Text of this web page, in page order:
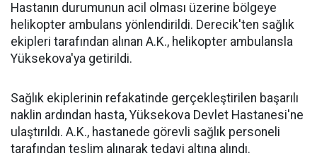
Hastanın durumunun acil olması üzerine bölgeye
helikopter ambulans yönlendirildi. Derecik'ten sağlık
ekipleri tarafından alınan A.K., helikopter ambulansla
Yüksekova'ya getirildi.
Sağlık ekiplerinin refakatinde gerçekleştirilen başarılı
naklin ardından hasta, Yüksekova Devlet Hastanesi'ne
ulaştırıldı. A.K., hastanede görevli sağlık personeli
tarafından teslim alınarak tedavi altına alındı.